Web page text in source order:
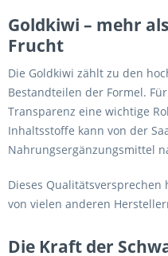
Goldkiwi – mehr
Frucht
Die Goldkiwi zählt zu den
Bestandteilen der Formel.
Transparenz eine wichtige
Inhaltsstoffe kann von der
Nahrungsergänzungsmittel
Dieses
von vielen anderen
Die Kraft der